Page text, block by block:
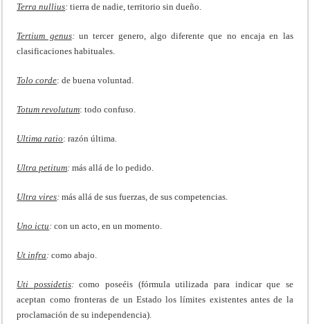
Terra nullius:tierra de nadie, territorio sin dueño.
Tertium genus: un tercer genero, algo diferente que no encaja en las
clasificaciones habituales.
Tolo corde: de buena voluntad.
Totum revolutum: todo confuso.
Ultima ratio: razón última.
Ultra petitum:más allá de lo pedido.
Ultra vires:más allá de sus fuerzas, de sus competencias.
Uno ictu :con un acto, en un momento.
Ut infra :como abajo.
Uti possidetis:como poseéis (fórmula utilizada para indicar que se
aceptan como fronteras de un Estado los límites existentes antes de la
proclamación de su independencia).